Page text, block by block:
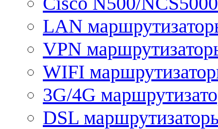
LAN
VPN
WIFI
3G/4G
DSL